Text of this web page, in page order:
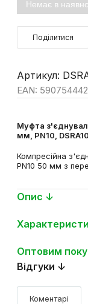
Немає в
Поділитися
Артикул:
EAN:
Муфта
мм, PN10,
Компресійна
PN10 50 мм з
Опис ↓
Оптовим
Відгуки ↓
Коментарі